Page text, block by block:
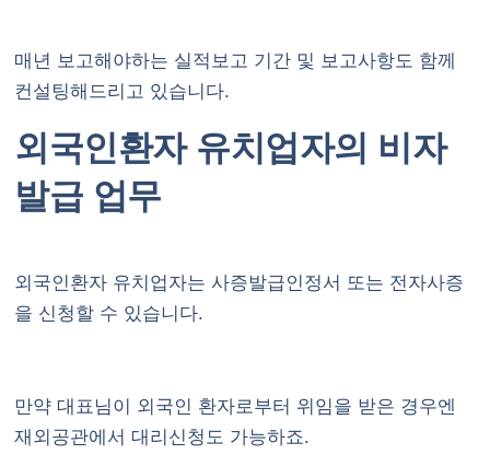
매년 보고해야하는 실적보고 기간 및 보고사항도 함께
컨설팅해드리고 있습니다.
외국인환자 유치업자의 비자
발급 업무
외국인환자 유치업자는 사증발급인정서 또는 전자사증
을 신청할 수 있습니다.
만약 대표님이 외국인 환자로부터 위임을 받은 경우엔
재외공관에서 대리신청도 가능하죠.